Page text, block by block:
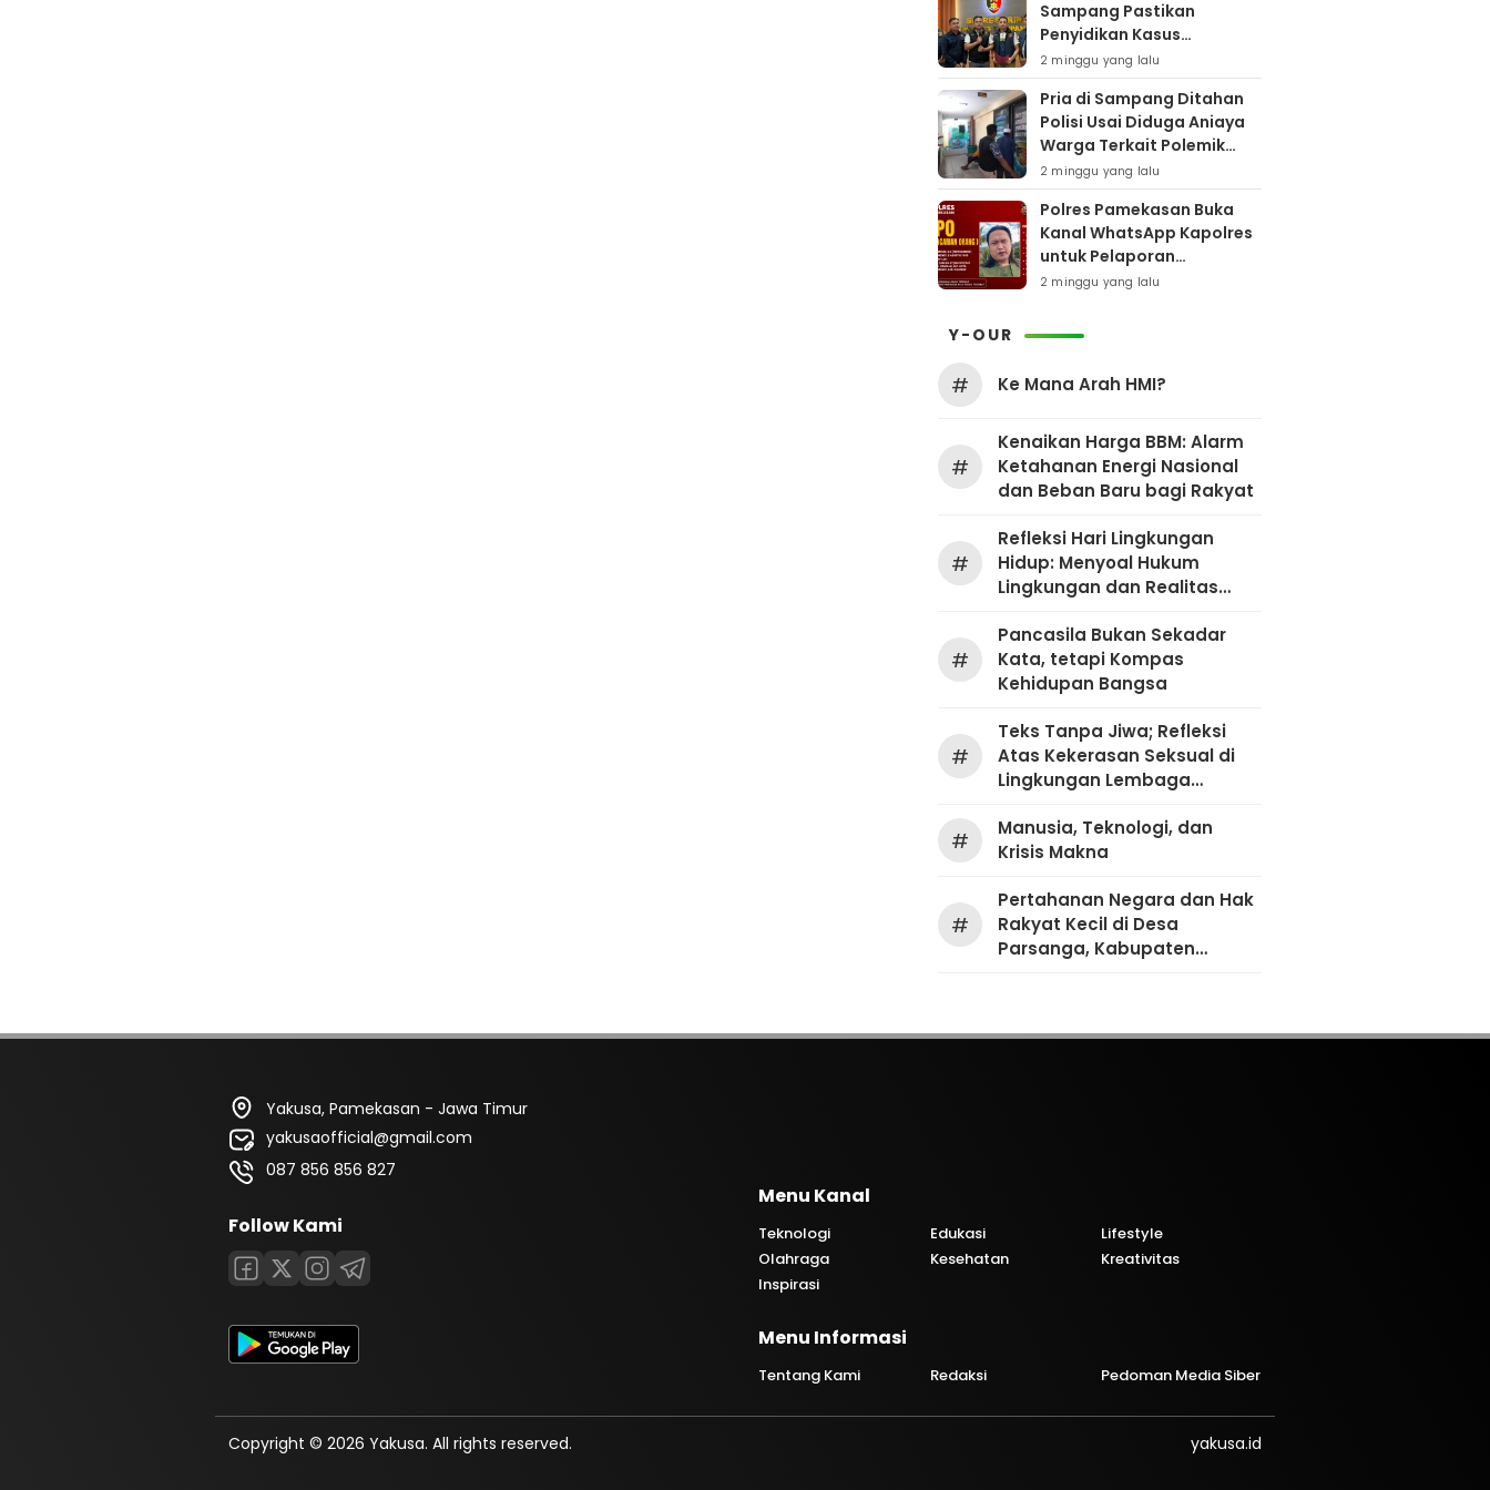
Sampang Pastikan
Penyidikan Kasus
Rudapaksa Anak Berjalan
Sesuai Fakta Hukum
2 minggu yang lalu
Pria di Sampang Ditahan
Polisi Usai Diduga Aniaya
Warga Terkait Polemik
Bansos
2 minggu yang lalu
Polres Pamekasan Buka
Kanal WhatsApp Kapolres
untuk Pelaporan
Keberadaan DPO AEF
2 minggu yang lalu
Y-OUR
# Ke Mana Arah HMI?
#
Kenaikan Harga BBM: Alarm
Ketahanan Energi Nasional
dan Beban Baru bagi Rakyat
#
Refleksi Hari Lingkungan
Hidup: Menyoal Hukum
Lingkungan dan Realitas
#
Pancasila Bukan Sekadar
Kata, tetapi Kompas
Kehidupan Bangsa
#
Teks Tanpa Jiwa; Refleksi
Atas Kekerasan Seksual di
Lingkungan Lembaga
#
Manusia, Teknologi, dan
Krisis Makna
#
Pertahanan Negara dan Hak
Rakyat Kecil di Desa
Parsanga, Kabupaten
Yakusa, Pamekasan - Jawa Timur
yakusaofficial@gmail.com
087 856 856 827
Follow Kami
Menu Kanal
Teknologi Edukasi
Lifestyle
Olahraga
Kesehatan
Kreativitas
Inspirasi
Menu Informasi
Tentang Kami Redaksi Pedoman Media Siber
Copyright © 2026 Yakusa. All rights reserved. yakusa.id